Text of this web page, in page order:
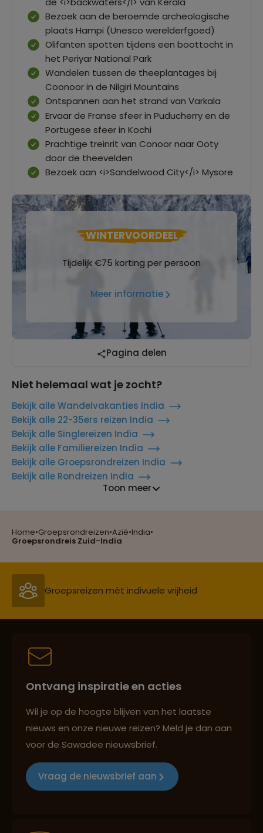
Home•Groepsrondreizen•Azië•India•
Groepsrondreis Zuid-India
Bezoek aan de beroemde archeologische
plaats Hampi (Unesco werelderfgoed)
Olifanten spotten tijdens een boottocht in
het Periyar National Park
Wandelen tussen de theeplantages bij
Coonoor in de Nilgiri Mountains
Ontspannen aan het strand van Varkala
Ervaar de Franse sfeer in Puducherry en de
Portugese sfeer in Kochi
Prachtige treinrit van Conoor naar Ooty
door de theevelden
Bezoek aan <i>Sandelwood City</i> Mysore
WINTERVOORDEEL
Tijdelijk €75 korting per persoon
Meer informatie
Pagina delen
Niet helemaal wat je zocht?
Bekijk alle Wandelvakanties India
Bekijk alle 22-35ers reizen India
Bekijk alle Singlereizen India
Bekijk alle Familiereizen India
Bekijk alle Groepsrondreizen India
Bekijk alle Rondreizen India
Toon meer
Reizen met oog voor mens, cultuur en milieu
Groepsreizen mét indivuele vrijheid
Reiszekerheid met Sawadee
Reizen met oog voor mens, cultuur en milieu
Ontvang inspiratie en acties
Wil je op de hoogte blijven van het laatste
nieuws en onze nieuwe reizen? Meld je dan aan
voor de Sawadee nieuwsbrief.
Vraag de nieuwsbrief aan